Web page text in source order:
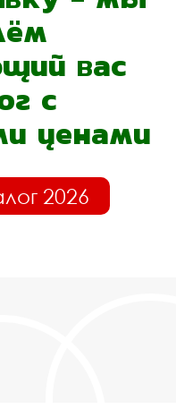
вас
с
ценами
2026